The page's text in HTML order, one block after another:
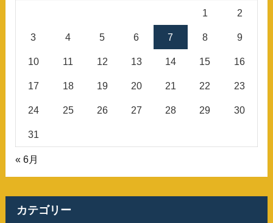
1 2
3 4 5 6 7 8 9
10 11 12 13 14 15 16
17 18 19 20 21 22 23
24 25 26 27 28 29 30
31
« 6月
カテゴリー